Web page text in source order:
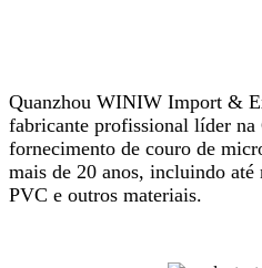
Quanzhou WINIW Import &
fabricante profissional líder na
fornecimento de couro de
mais de 20 anos, incluindo
PVC e outros materiais.